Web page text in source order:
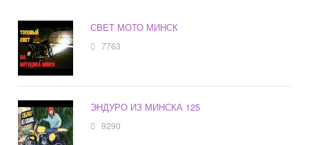
СВЕТ МОТО МИНСК
7763
ЭНДУРО ИЗ МИНСКА 125
9290